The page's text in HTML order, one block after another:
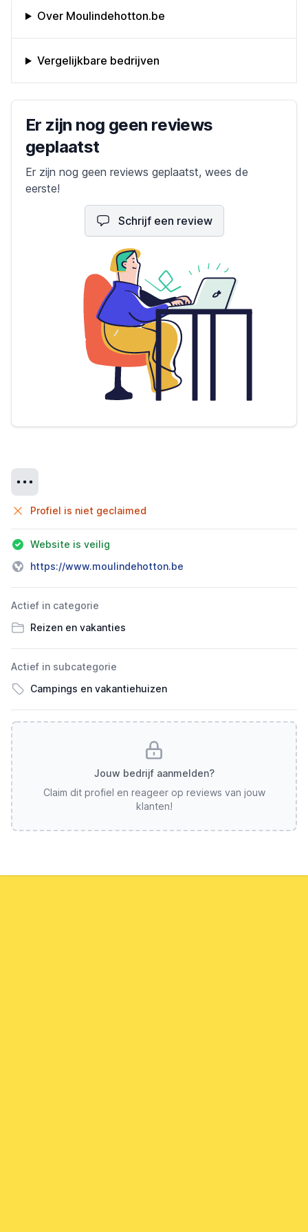
Over Moulindehotton.be
Vergelijkbare bedrijven
Bedrijfs reviews
Er zijn nog geen reviews
geplaatst
Er zijn nog geen reviews geplaatst, wees de
eerste!
Schrijf een review
Profiel is niet geclaimed
Website is veilig
https://www.moulindehotton.be
Actief in categorie
Reizen en vakanties
Actief in subcategorie
Campings en vakantiehuizen
Jouw bedrijf aanmelden?
Claim dit profiel en reageer op reviews van jouw
klanten!